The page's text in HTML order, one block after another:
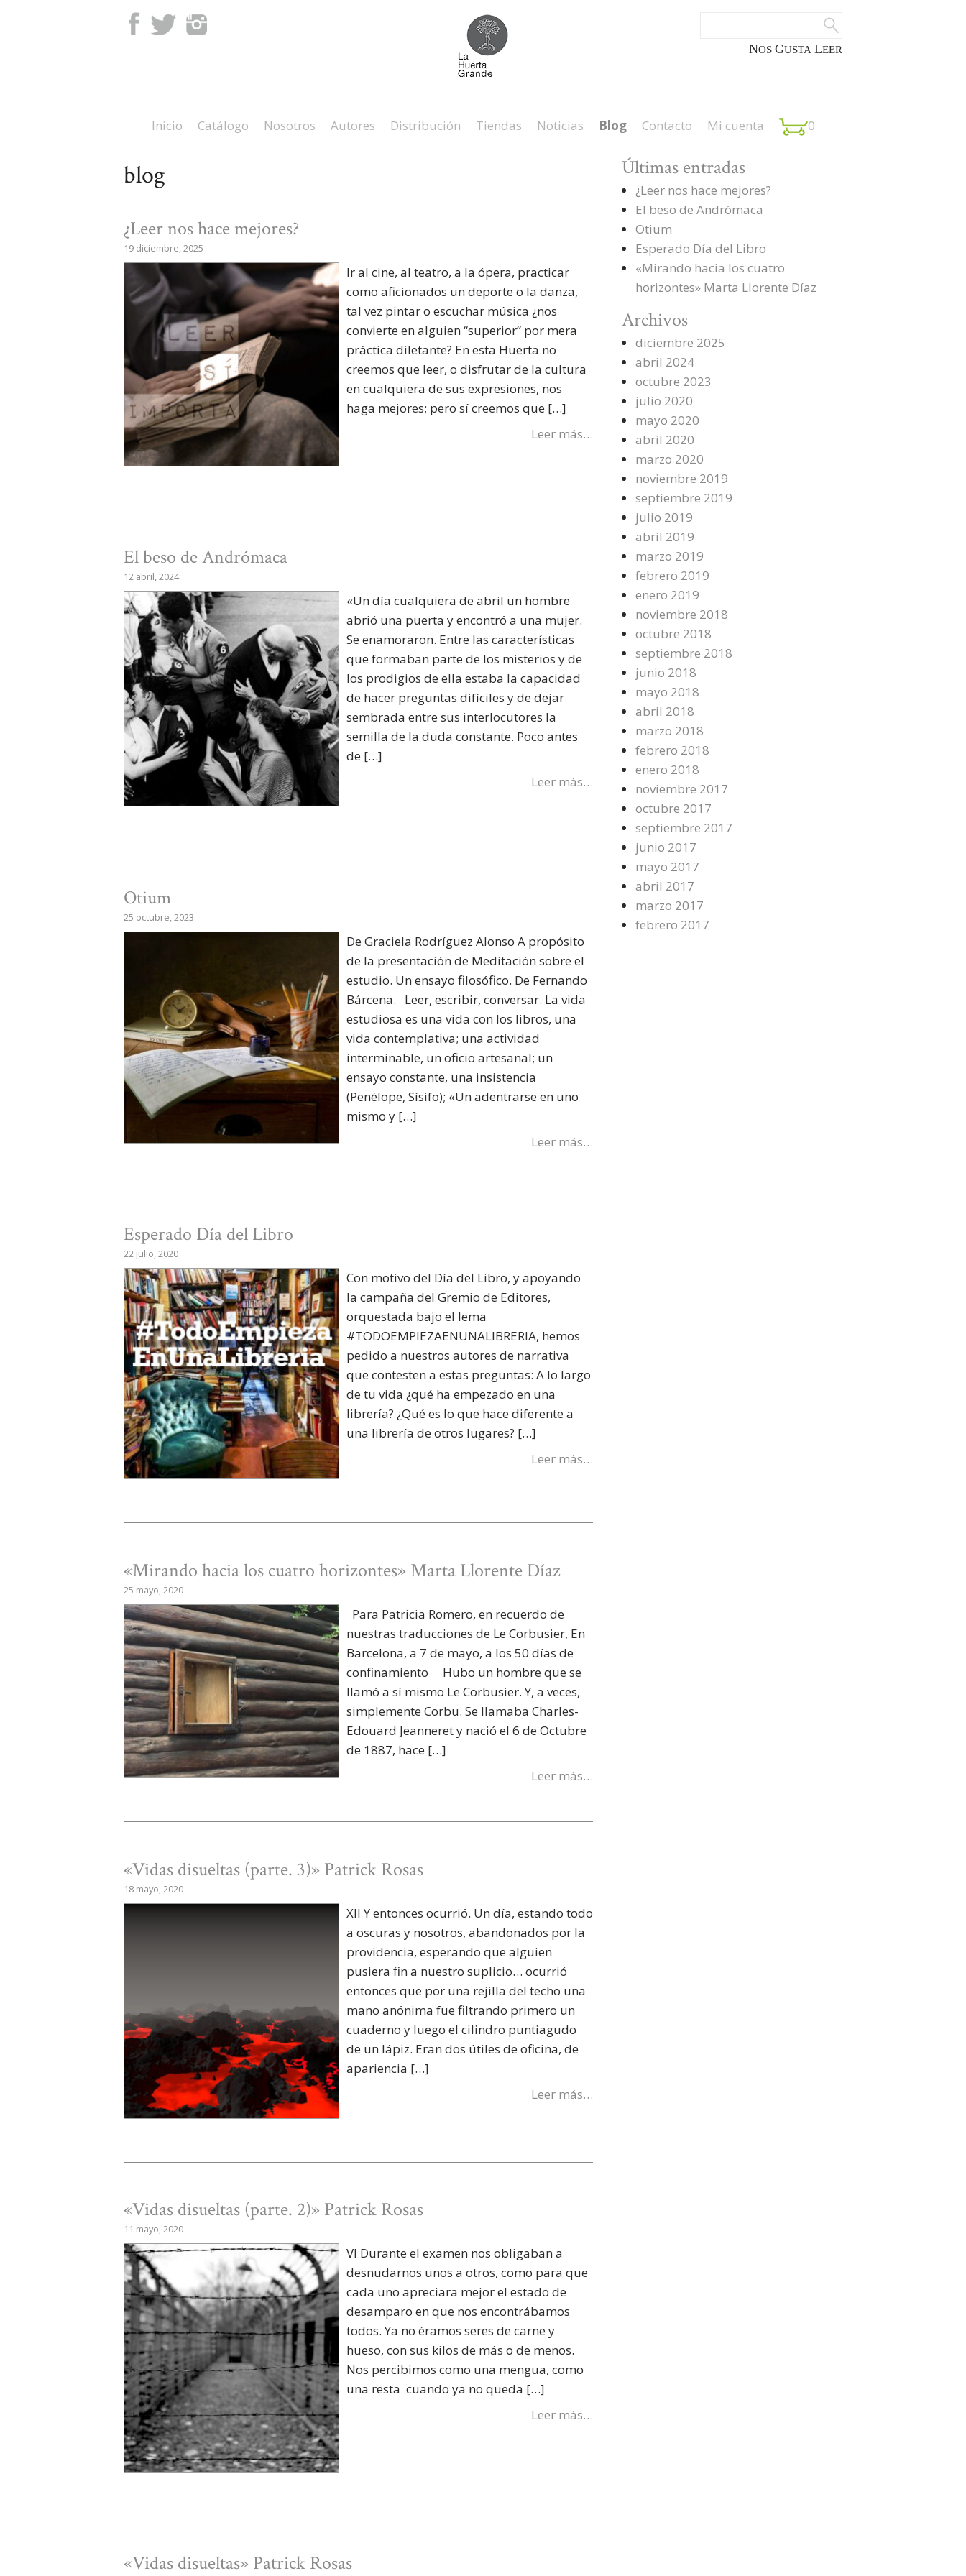
Facebook TwitterInstagram
NOS GUSTA LEER
Inicio Catálogo Nosotros Autores Distribución Tiendas Noticias Blog Contacto Mi cuenta 0
blog
¿Leer nos hace mejores?
19 diciembre, 2025
Ir al cine, al teatro, a la ópera, practicar
como aficionados un deporte o la danza,
tal vez pintar o escuchar música ¿nos
convierte en alguien “superior” por mera
práctica diletante? En esta Huerta no
creemos que leer, o disfrutar de la cultura
en cualquiera de sus expresiones, nos
haga mejores; pero sí creemos que […]
Leer más…
El beso de Andrómaca
12 abril, 2024
«Un día cualquiera de abril un hombre
abrió una puerta y encontró a una mujer.
Se enamoraron. Entre las características
que formaban parte de los misterios y de
los prodigios de ella estaba la capacidad
de hacer preguntas difíciles y de dejar
sembrada entre sus interlocutores la
semilla de la duda constante. Poco antes
de […]
Leer más…
Otium
25 octubre, 2023
De Graciela Rodríguez Alonso A propósito
de la presentación de Meditación sobre el
estudio. Un ensayo filosófico. De Fernando
Bárcena. Leer, escribir, conversar. La vida
estudiosa es una vida con los libros, una
vida contemplativa; una actividad
interminable, un oficio artesanal; un
ensayo constante, una insistencia
(Penélope, Sísifo); «Un adentrarse en uno
mismo y […]
Leer más…
Esperado Día del Libro
22 julio, 2020
Con motivo del Día del Libro, y apoyando
la campaña del Gremio de Editores,
orquestada bajo el lema
#TODOEMPIEZAENUNALIBRERIA, hemos
pedido a nuestros autores de narrativa
que contesten a estas preguntas: A lo largo
de tu vida ¿qué ha empezado en una
librería? ¿Qué es lo que hace diferente a
una librería de otros lugares? […]
Leer más…
«Mirando hacia los cuatro horizontes» Marta Llorente Díaz
25 mayo, 2020
Para Patricia Romero, en recuerdo de
nuestras traducciones de Le Corbusier, En
Barcelona, a 7 de mayo, a los 50 días de
confinamiento Hubo un hombre que se
llamó a sí mismo Le Corbusier. Y, a veces,
simplemente Corbu. Se llamaba Charles-
Edouard Jeanneret y nació el 6 de Octubre
de 1887, hace […]
Leer más…
«Vidas disueltas (parte. 3)» Patrick Rosas
18 mayo, 2020
XII Y entonces ocurrió. Un día, estando todo
a oscuras y nosotros, abandonados por la
providencia, esperando que alguien
pusiera fin a nuestro suplicio… ocurrió
entonces que por una rejilla del techo una
mano anónima fue filtrando primero un
cuaderno y luego el cilindro puntiagudo
de un lápiz. Eran dos útiles de oficina, de
apariencia […]
Leer más…
«Vidas disueltas (parte. 2)» Patrick Rosas
11 mayo, 2020
VI Durante el examen nos obligaban a
desnudarnos unos a otros, como para que
cada uno apreciara mejor el estado de
desamparo en que nos encontrábamos
todos. Ya no éramos seres de carne y
hueso, con sus kilos de más o de menos.
Nos percibimos como una mengua, como
una resta cuando ya no queda […]
Leer más…
«Vidas disueltas» Patrick Rosas
Últimas entradas
¿Leer nos hace mejores?
El beso de Andrómaca
Otium
Esperado Día del Libro
«Mirando hacia los cuatro
horizontes» Marta Llorente Díaz
Archivos
diciembre 2025
abril 2024
octubre 2023
julio 2020
mayo 2020
abril 2020
marzo 2020
noviembre 2019
septiembre 2019
julio 2019
abril 2019
marzo 2019
febrero 2019
enero 2019
noviembre 2018
octubre 2018
septiembre 2018
junio 2018
mayo 2018
abril 2018
marzo 2018
febrero 2018
enero 2018
noviembre 2017
octubre 2017
septiembre 2017
junio 2017
mayo 2017
abril 2017
marzo 2017
febrero 2017